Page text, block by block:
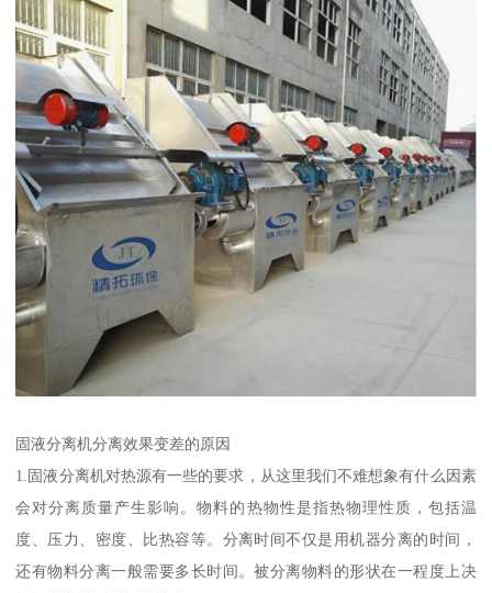
固液分离机分离效果变差的原因
1.固液分离机对热源有一些的要求，从这里我们不难想象有什么因素
会对分离质量产生影响。物料的热物性是指热物理性质，包括温
度、压力、密度、比热容等。分离时间不仅是用机器分离的时间，
还有物料分离一般需要多长时间。被分离物料的形状在一程度上决